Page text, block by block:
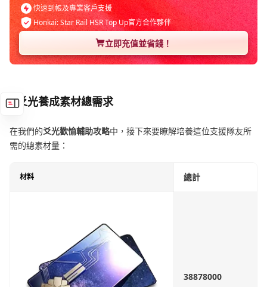
快速到帳及專業客戶支援
Honkai: Star Rail HSR Top Up官方合作夥伴
立即充值並省錢！
爻光養成素材總需求
在我們的爻光歡愉輔助攻略中，接下來要瞭解培養這位支援隊友所
需的總素材量：
材料 總計
38878000